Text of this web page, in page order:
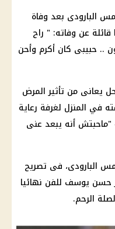
البارودى بعد وفاة
عن وفاته: " راح
.. حبيبى كان أكرم وأحن
يعانى من تأثير المرض
في المنزل لغرفة رعاية
"ماحبتش أنه يبعد عنى
البارودى، فى تصريح
حسن يوسف للفن نهائيا
الرحم.